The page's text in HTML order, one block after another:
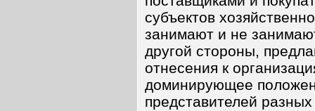
субъектов
занимают и не
другой стороны,
отнесения к
доминирующее
представителей